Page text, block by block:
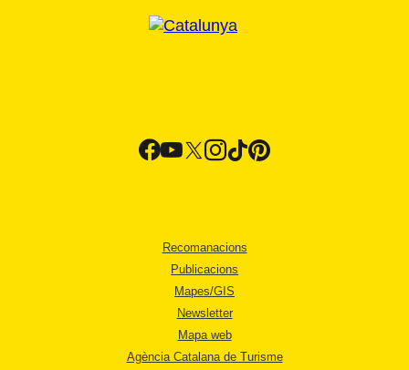
Recomanacions
Publicacions
Mapes/GIS
Newsletter
Mapa web
Agència Catalana de Turisme